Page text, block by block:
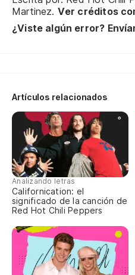
Martinez. Ver créditos
¿Viste algún error?
Artículos relacionados
Analizando letras
Californication: el
significado de la canción de
Red Hot Chili Peppers